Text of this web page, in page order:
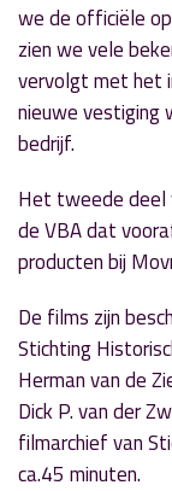
we de officiële
zien we vele
vervolgt met het
nieuwe vestiging
bedrijf.
Het tweede deel
de VBA dat
producten bij
De films zijn
Stichting
Herman van de
Dick P. van der
filmarchief van
ca.45 minuten.